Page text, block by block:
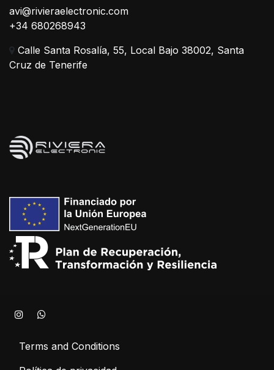
avi@rivieraelectronic.com
+34 680268943
Calle Santa Rosalía, 55, Local Bajo 38002, Santa
Cruz de Tenerife
Terms and Conditions